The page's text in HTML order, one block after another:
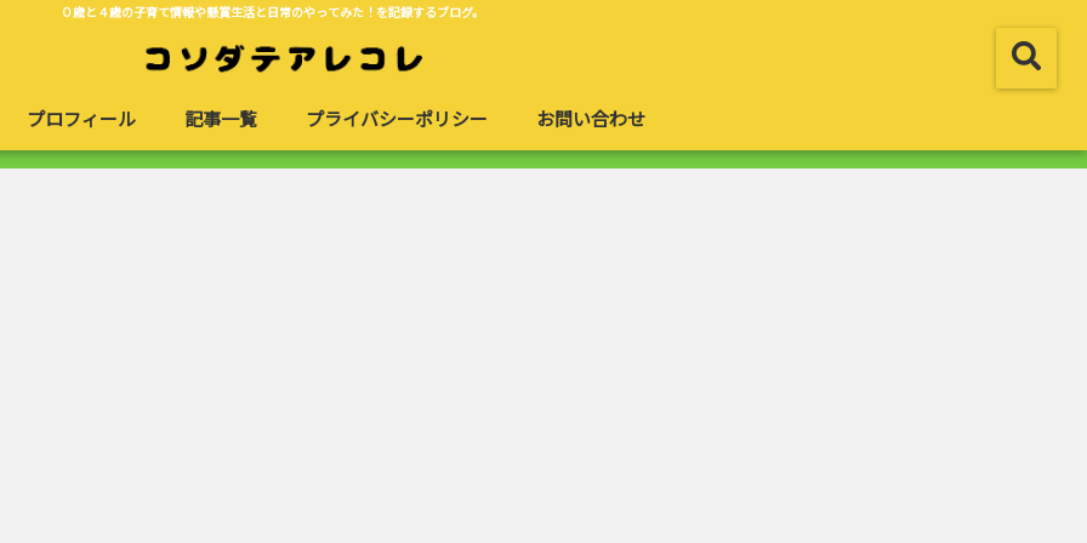
０歳と４歳の子育て情報や懸賞生活と日常のやってみた！を記録するブログ。
プロフィール 記事一覧 プライバシーポリシー お問い合わせ